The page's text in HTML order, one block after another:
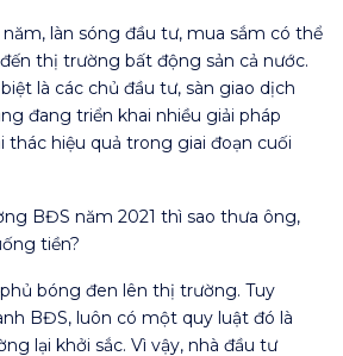
làn sóng đầu tư, mua sắm có thể
thị trường bất động sản cả nước.
là các chủ đầu tư, sàn giao dịch
đang triển khai nhiều giải pháp
hiệu quả trong giai đoạn cuối
BĐS năm 2021 thì sao thưa ông,
tiền?
bóng đen lên thị trường. Tuy
BĐS, luôn có một quy luật đó là
lại khởi sắc. Vì vậy, nhà đầu tư